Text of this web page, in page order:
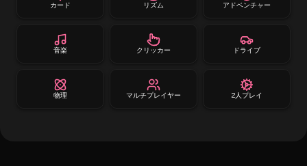
カード リズム アドベンチャー
音楽 クリッカー ドライブ
物理 マルチプレイヤー 2人プレイ